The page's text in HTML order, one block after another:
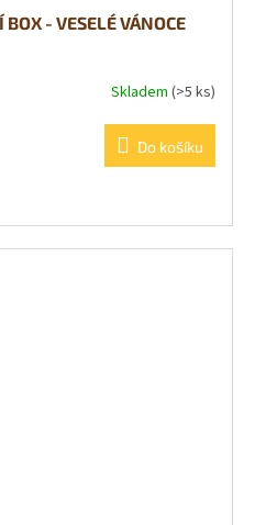
- VESELÉ VÁNOCE
Skladem (>5 ks)
Do košíku